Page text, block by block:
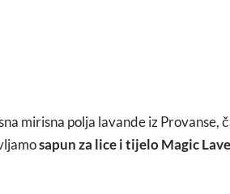
mirisna polja lavande iz Provanse,
sapun za lice i tijeloMagic